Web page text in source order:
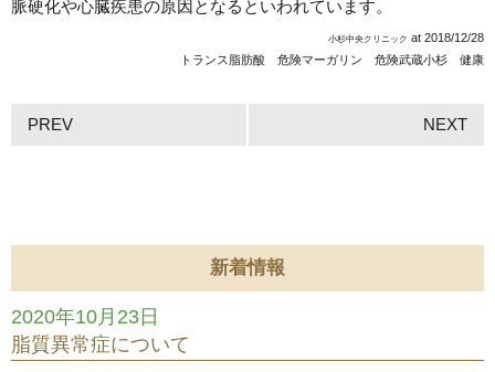
脈硬化や心臓疾患の原因となるといわれています。
小杉中央クリニック at 2018/12/28
トランス脂肪酸 危険マーガリン 危険武蔵小杉 健康
PREV NEXT
新着情報
脂質異常症について
2020年10月23日